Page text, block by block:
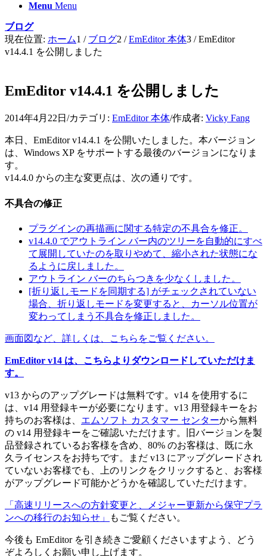
Menu Menu
ブログ
現在位置: ホーム1 / ブログ2 / EmEditor 本体3 / EmEditor
v14.4.1 を公開しました
EmEditor v14.4.1 を公開しました
2014年4月22日 /カテゴリ: EmEditor 本体/作成者: Vicky Fang
本日、EmEditor v14.4.1 を公開いたしました。本バージョン
は、Windows XP をサポートする最後のバージョンになりま
す。
v14.4.0 からの主な変更点は、次の通りです。
不具合の修正
プラグインの再描画に関する特定の不具合を修正。
v14.4.0 でアウトライン バー内のツリーを自動的にすべ
て展開していたのを取りやめて、縮小された状態にな
るように戻しました。
アウトライン バーのちらつきを少なくしました。
[折り返しモードを同期する] がチェックされていない
場合、折り返しモードを変更すると、カーソル位置が
変わってしまう不具合を修正しました。
画面図など、詳しくは、こちらをご覧ください。
EmEditor v14 は、こちらよりダウンロードしていただけま
す。
v13 からのアップグレードは無料です。v14 を使用するに
は、v14 用登録キーが必要になります。v13 用登録キーをお
持ちのお客様は、 エムソフト カスタマー センターから無料
の v14 用登録キーをご確認いただけます。旧バージョンを製
品登録されているお客様を含め、80% のお客様は、既に永
久ライセンスをお持ちです。まだ v13 にアップグレードされ
ていないお客様でも、上のリンクをクリックすると、お客様
がアップグレード可能かどうかを確認していただけます。
「高速リリースへの方針変更と、メジャー更新から保守プラ
ンへの移行のお知らせ」
もご覧ください。
今後も EmEditor を引き続きご愛顧くださいますよう、どう
ぞよろしくお願い申し上げます。